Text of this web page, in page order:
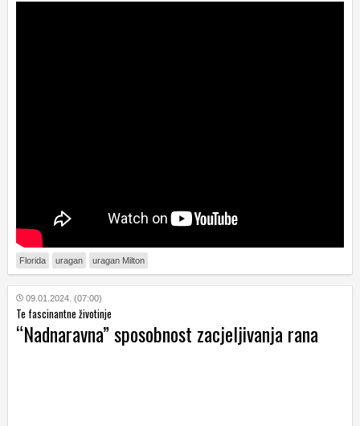
Florida uragan uragan Milton
09.01.2024. (07:00)
Te fascinantne životinje
“Nadnaravna” sposobnost zacjeljivanja rana